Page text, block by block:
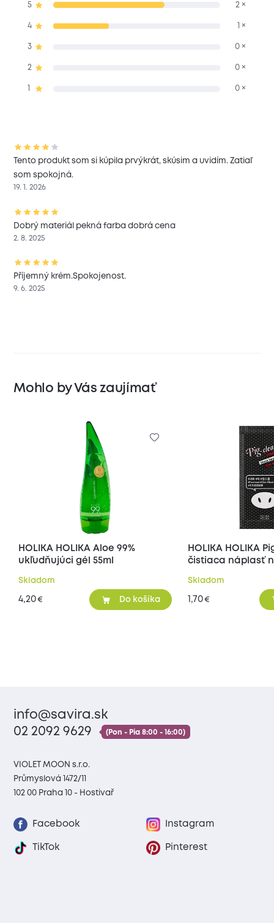
5 2 ×
4 1 ×
3 0 ×
2 0 ×
0 ×
Tento produkt som si kúpila prvýkrát, skúsim a uvidím. Zatiaľ
som spokojná.
19. 1. 2026
Dobrý materiál pekná farba dobrá cena
2. 8. 2025
Příjemný krém.Spokojenost.
9. 6. 2025
Mohlo by Vás zaujímať
HOLIKA HOLIKA Aloe 99%
ukľudňujúci gél 55ml
Skladom
4,20€ Do košíka
HOLIKA HOLIKA
čistiaca náplasť
Skladom
1,70€
info@savira.sk
02 2092 9629
(Pon - Pia 8:00 - 16:00)
VIOLET MOON s.r.o.
Průmyslová 1472/11
102 00 Praha 10 - Hostivař
Facebook Instagram
TikTok Pinterest